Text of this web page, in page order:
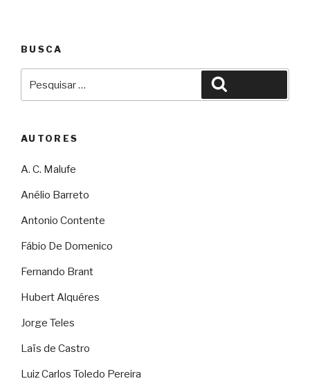
BUSCA
por:
AUTORES
A. C. Malufe
Anélio Barreto
Antonio Contente
Fábio De Domenico
Fernando Brant
Hubert Alquéres
Jorge Teles
Laïs de Castro
Luiz Carlos Toledo Pereira